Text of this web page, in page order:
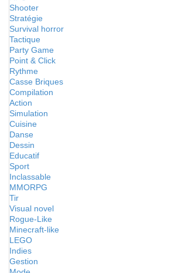
Shooter
Stratégie
Survival horror
Tactique
Party Game
Point & Click
Rythme
Casse Briques
Compilation
Action
Simulation
Cuisine
Danse
Dessin
Educatif
Sport
Inclassable
MMORPG
Tir
Visual novel
Rogue-Like
Minecraft-like
LEGO
Indies
Gestion